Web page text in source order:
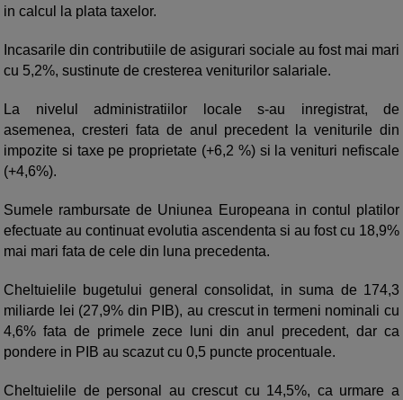
in calcul la plata taxelor.
Incasarile din contributiile de asigurari sociale au fost mai mari
cu 5,2%, sustinute de cresterea veniturilor salariale.
La nivelul administratiilor locale s-au inregistrat, de
asemenea, cresteri fata de anul precedent la veniturile din
impozite si taxe pe proprietate (+6,2 %) si la venituri nefiscale
(+4,6%).
Sumele rambursate de Uniunea Europeana in contul platilor
efectuate au continuat evolutia ascendenta si au fost cu 18,9%
mai mari fata de cele din luna precedenta.
Cheltuielile bugetului general consolidat, in suma de 174,3
miliarde lei (27,9% din PIB), au crescut in termeni nominali cu
4,6% fata de primele zece luni din anul precedent, dar ca
pondere in PIB au scazut cu 0,5 puncte procentuale.
Cheltuielile de personal au crescut cu 14,5%, ca urmare a